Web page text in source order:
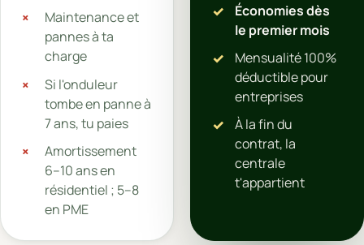
Maintenance et
pannes à ta
charge
Si l'onduleur
tombe en panne à
7 ans, tu paies
Amortissement
6–10 ans en
résidentiel ; 5–8
en PME
Économies dès
le premier mois
Mensualité 100%
déductible pour
entreprises
À la fin du
contrat, la
centrale
t'appartient